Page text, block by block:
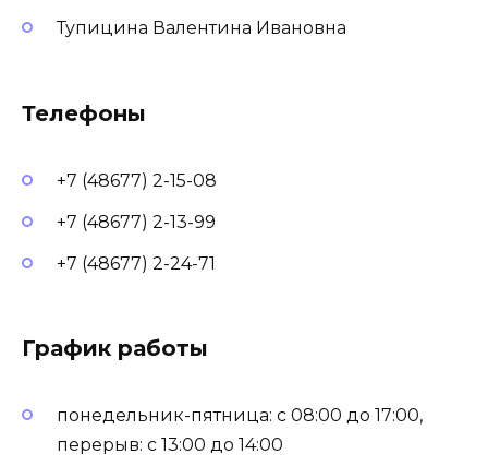
Тупицина Валентина Ивановна
Телефоны
+7 (48677) 2-15-08
+7 (48677) 2-13-99
+7 (48677) 2-24-71
График работы
понедельник-пятница: с 08:00 до 17:00,
перерыв: с 13:00 до 14:00